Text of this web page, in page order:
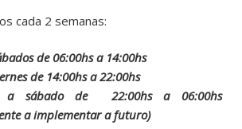
cada 2 semanas:
de 06:00hs a 14:00hs
de 14:00hs a 22:00hs
a sábado de 22:00hs a 06:00hs
a implementar a futuro)